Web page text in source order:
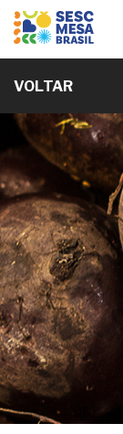
VOLTAR